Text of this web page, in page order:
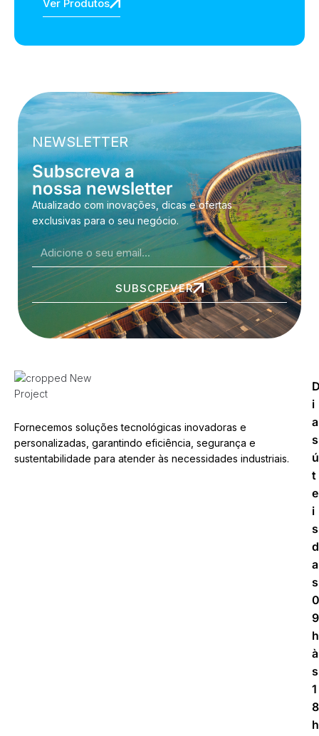
Ver Produtos
NEWSLETTER
Subscreva a
nossa newsletter
Atualizado com inovações, dicas e ofertas
exclusivas para o seu negócio.
SUBSCREVER
Fornecemos soluções tecnológicas inovadoras e
personalizadas, garantindo eficiência, segurança e
sustentabilidade para atender às necessidades industriais.
i
a
s
ú
t
e
i
s
d
a
s
0
9
h
à
s
1
8
h